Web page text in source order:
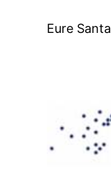
Eure Santa